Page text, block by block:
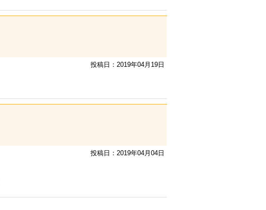
投稿日：2019年04月19日
投稿日：2019年04月04日